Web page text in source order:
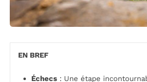
EN BREF
Échecs : Une étape